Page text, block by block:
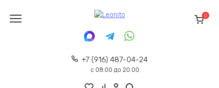
содержанию
+7 (916) 487-04-24
с 08:00 до 20:00
0